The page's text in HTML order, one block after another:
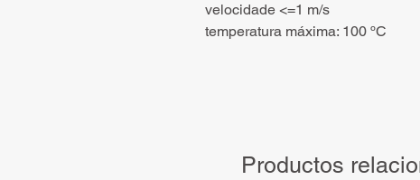
velocidade <=1 m/s
temperatura máxima: 100 ºC
Productos